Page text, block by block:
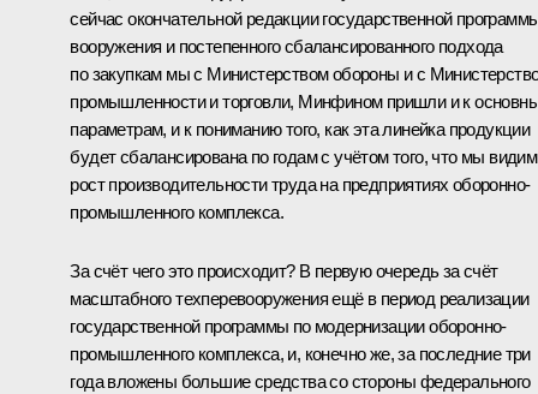
сейчас окончательной редакции государственной
вооружения и постепенного сбалансированного подхода
по закупкам мы с Министерством обороны и с
промышленности и торговли, Минфином пришли и к
параметрам, и к пониманию того, как эта линейка продукции
будет сбалансирована по годам с учётом того, что мы видим
рост производительности труда на предприятиях оборонно-
промышленного комплекса.
За счёт чего это происходит? В первую очередь за счёт
масштабного техперевооружения ещё в период реализации
государственной программы по модернизации оборонно-
промышленного комплекса, и, конечно же, за последние три
года вложены большие средства со стороны федерального